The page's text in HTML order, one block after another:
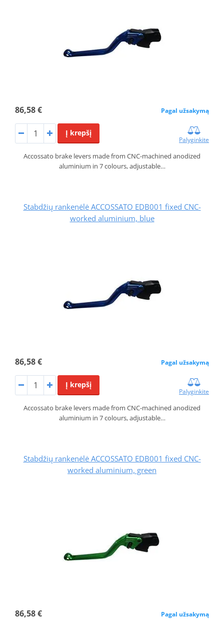
86,58 € Pagal užsakymą
Į krepšį
Palyginkite
Accossato brake levers made from CNC-machined anodized
aluminium in 7 colours, adjustable…
Stabdžių rankenėlė ACCOSSATO EDB001 fixed CNC-
worked aluminium, blue
86,58 € Pagal užsakymą
Į krepšį
Palyginkite
Accossato brake levers made from CNC-machined anodized
aluminium in 7 colours, adjustable…
Stabdžių rankenėlė ACCOSSATO EDB001 fixed CNC-
worked aluminium, green
86,58 € Pagal užsakymą